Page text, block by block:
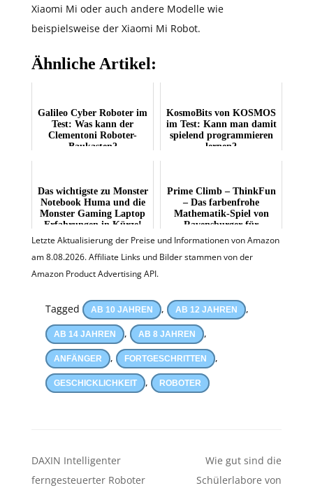
Xiaomi Mi oder auch andere Modelle wie
beispielsweise der Xiaomi Mi Robot.
Ähnliche Artikel:
Galileo Cyber Roboter im
Test: Was kann der
Clementoni Roboter-
Baukasten?
KosmoBits von KOSMOS
im Test: Kann man damit
spielend programmieren
lernen?
Das wichtigste zu Monster
Notebook Huma und die
Monster Gaming Laptop
Erfahrungen in Kürze!
Prime Climb – ThinkFun
– Das farbenfrohe
Mathematik-Spiel von
Ravensburger für
Mädchen & Jungen
Letzte Aktualisierung der Preise und Informationen von Amazon
am 8.08.2026. Affiliate Links und Bilder stammen von der
Amazon Product Advertising API.
Tagged AB 10 JAHREN , AB 12 JAHREN ,
AB 14 JAHREN , AB 8 JAHREN ,
ANFÄNGER , FORTGESCHRITTEN ,
GESCHICKLICHKEIT , ROBOTER
Beitragsnavigation
DAXIN Intelligenter
ferngesteuerter Roboter
Wie gut sind die
Schülerlabore von